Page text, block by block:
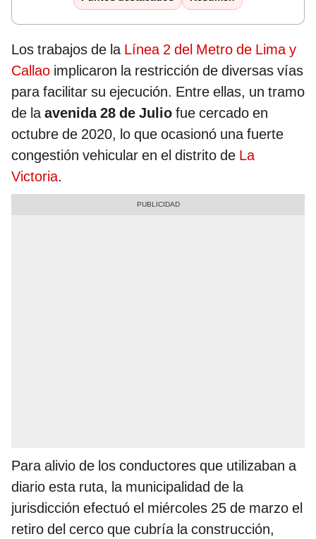
Los trabajos de la Línea 2 del Metro de Lima y
Callao implicaron la restricción de diversas vías
para facilitar su ejecución. Entre ellas, un tramo
de laavenida 28 de Julio fue cercado en
octubre de 2020, lo que ocasionó una fuerte
congestión vehicular en el distrito de La
Victoria.
Para alivio de los conductores que utilizaban a
diario esta ruta, la municipalidad de la
jurisdicción efectuó el miércoles 25 de marzo el
retiro del cerco que cubría la construcción,